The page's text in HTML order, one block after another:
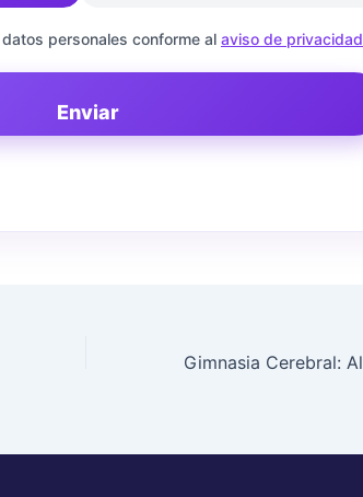
personales conforme al aviso de privacidad
Enviar